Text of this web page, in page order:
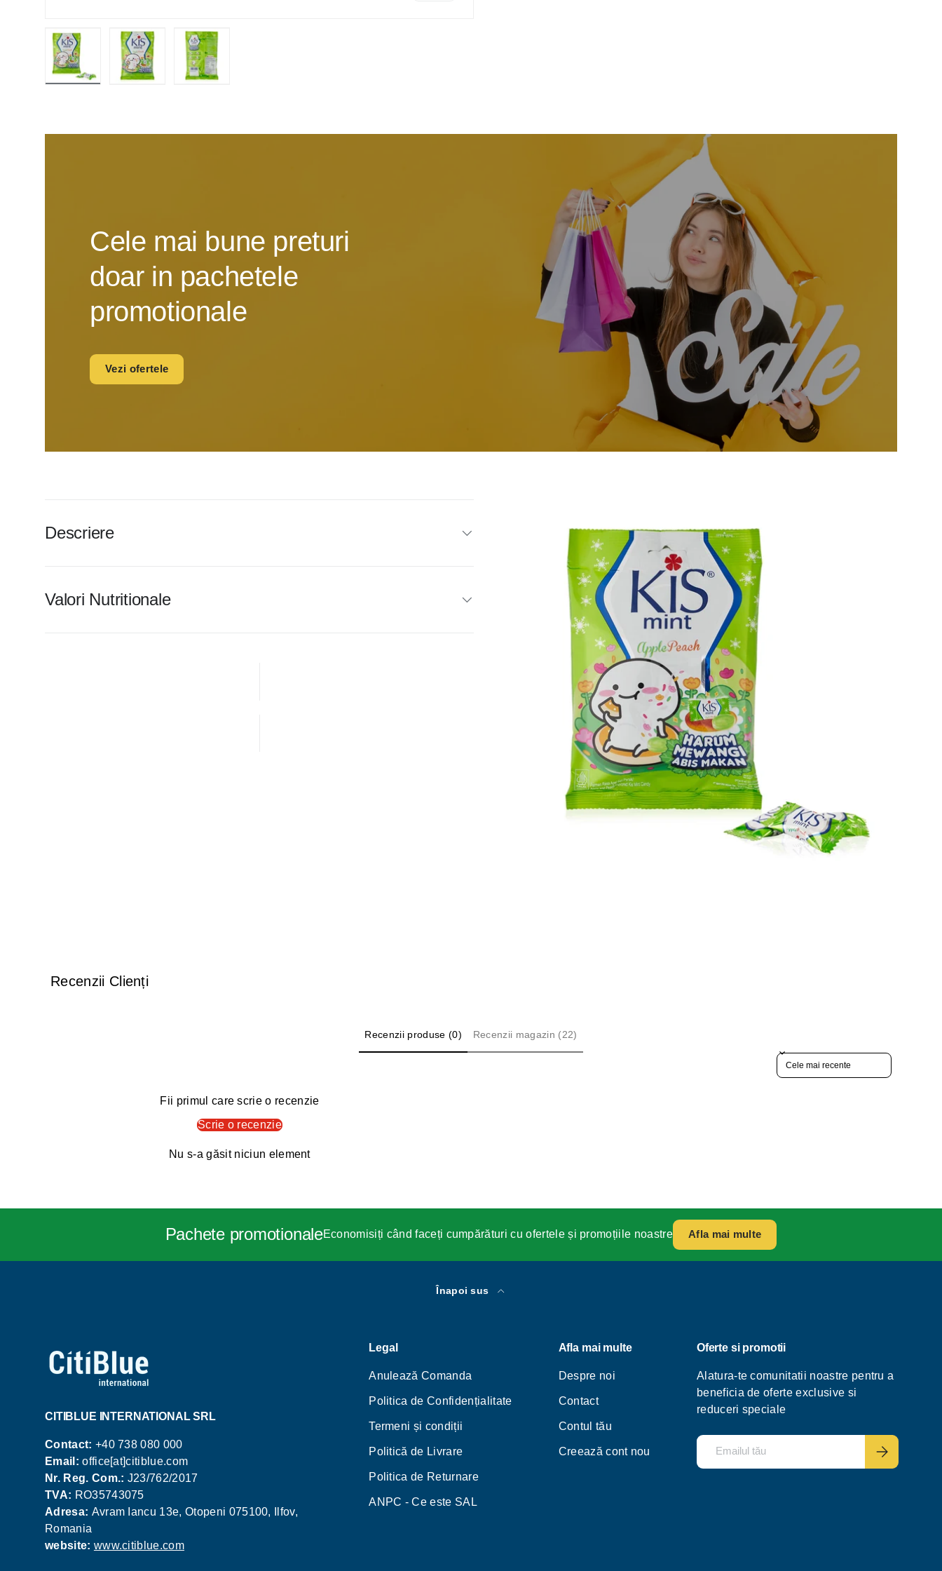
Cele mai bune preturi
doar in pachetele
promotionale
Vezi ofertele
Descriere
Valori Nutritionale
Recenzii Clienți
Recenzii produse (0) Recenzii magazin (22)
Sort reviews by
Fii primul care scrie o recenzie
Scrie o recenzie
Nu s-a găsit niciun element
Pachete promotionaleEconomisiți când faceți cumpărături cu ofertele și promoțiile noastre Afla mai multe
Înapoi sus
CITIBLUE INTERNATIONAL SRL
Contact: +40 738 080 000
Email:office[at]citiblue.com
Nr. Reg. Com.: J23/762/2017
TVA: RO35743075
Adresa: Avram Iancu 13e, Otopeni 075100, Ilfov,
Romania
website: www.citiblue.com
Legal
Anulează Comanda
Politica de Confidențialitate
Termeni și condiții
Politică de Livrare
Politica de Returnare
ANPC - Ce este SAL
Afla mai multe
Despre noi
Contact
Contul tău
Creează cont nou
Oferte si promotii
Alatura-te comunitatii noastre pentru a
beneficia de oferte exclusive si
reduceri speciale
Email
Abonează te